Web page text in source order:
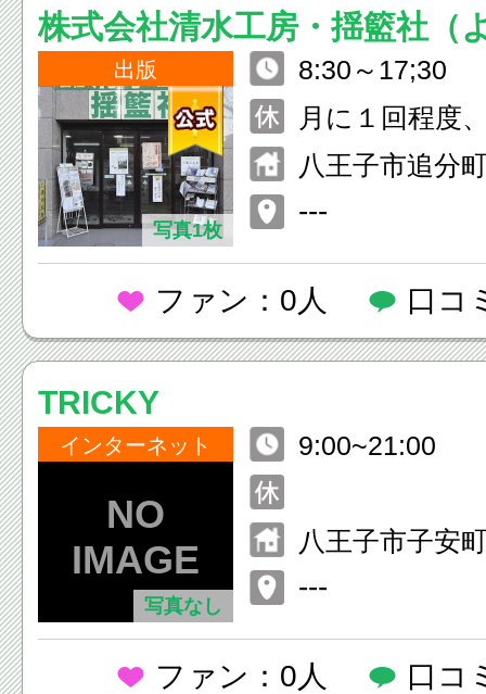
株式会社清水工房・揺籃社（
出版
写真1枚
8:30～17;30
休み）
月に１回程度
り。詳しくは
八王子市追分
---
ファン：0人 口コ
TRICKY
インターネット
写真なし
9:00~21:00
八王子市子安
---
ファン：0人 口コ